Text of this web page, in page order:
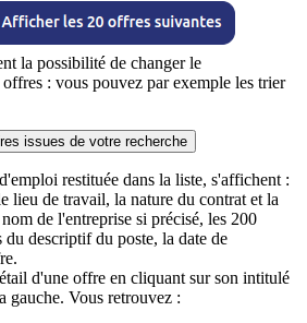
la possibilité de changer le
offres : vous pouvez par exemple les trier
issues de votre recherche
restituée dans la liste, s'affichent :
lieu de travail, la nature du contrat et la
de l'entreprise si précisé, les 200
du descriptif du poste, la date de
d'une offre en cliquant sur son intitulé
gauche. Vous retrouvez :